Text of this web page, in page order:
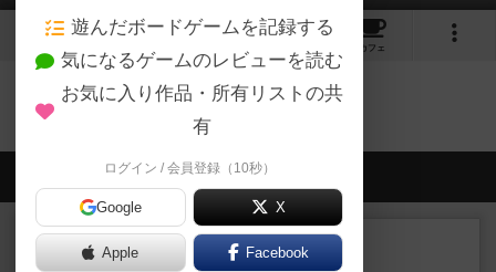
2 6
カフェ
コンパイルのトップに戻る
会員の新しい投稿
ルール/インスト
マーケットフレッシュ
遊んだボードゲームを記録する
気になるゲームのレビューを読む
お気に入り作品・所有リストの共
有
ログイン / 会員登録（10秒）
Google X
Apple Facebook